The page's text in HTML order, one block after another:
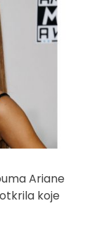
Ariane
koje